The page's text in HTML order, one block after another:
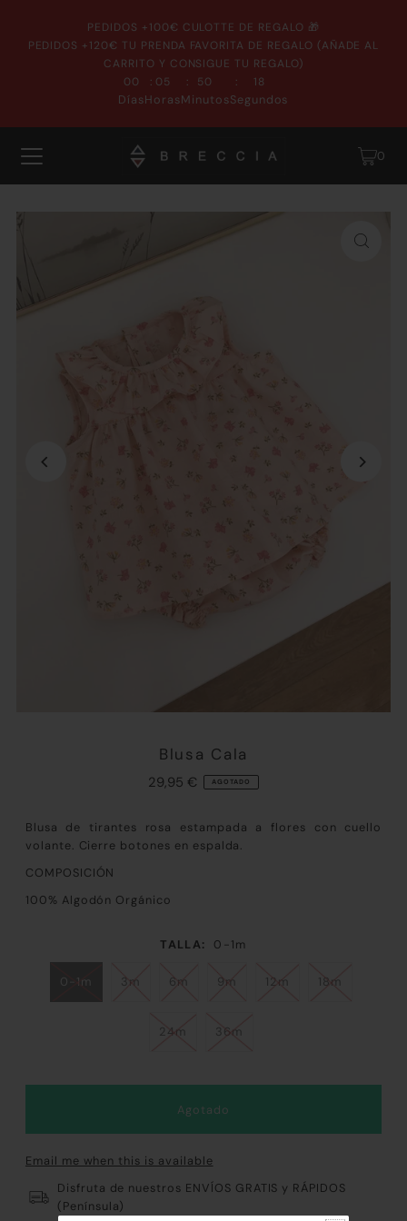
PEDIDOS +100€ CULOTTE DE REGALO 🎁
PEDIDOS +120€ TU PRENDA FAVORITA DE REGALO (AÑADE AL
CARRITO Y CONSIGUE TU REGALO)
00
Días
: 05
Horas
: 50
Minutos
: 18
Segundos
0
Blusa Cala
29,95 € AGOTADO
Blusa de tirantes rosa estampada a flores con cuello
volante. Cierre botones en espalda.
COMPOSICIÓN
100% Algodón Orgánico
TALLA: 0-1m
0-1m 3m 6m 9m 12m 18m
24m 36m
Email me when this is available
Disfruta de nuestros ENVÍOS GRATIS y RÁPIDOS
(Península)